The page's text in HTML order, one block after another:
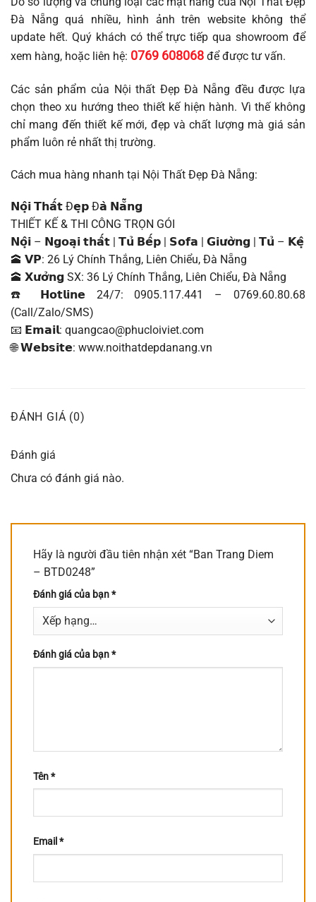
Đà Nẵng quá nhiều, hình ảnh trên website không thể
update hết. Quý khách có thể trực tiếp qua showroom để
xem hàng, hoặc liên hệ: 0769 608068 để được tư vấn.
Các sản phẩm của Nội thất Đẹp Đà Nẵng đều được lựa
chọn theo xu hướng theo thiết kế hiện hành. Vì thế không
chỉ mang đến thiết kế mới, đẹp và chất lượng mà giá sản
phẩm luôn rẻ nhất thị trường.
Cách mua hàng nhanh tại Nội Thất Đẹp Đà Nẵng:
𝗡𝗼̣̂𝗶 𝗧𝗵𝗮̂́𝘁 Đ𝗲̣𝗽 Đ𝗮̀ 𝗡𝗮̆̃𝗻𝗴
THIẾT KẾ & THI CÔNG TRỌN GÓI
𝗡𝗼̣̂𝗶 – 𝗡𝗴𝗼𝗮̣𝗶 𝘁𝗵𝗮̂́𝘁 | 𝗧𝘂̉ 𝗕𝗲̂́𝗽 | 𝗦𝗼𝗳𝗮 | 𝗚𝗶𝘂̛𝗼̛̀𝗻𝗴 | 𝗧𝘂̉ – 𝗞𝗲̣̂
🕋 𝗩𝗣: 26 Lý Chính Thắng, Liên Chiểu, Đà Nẵng
🕋 𝗫𝘂̛𝗼̛̉𝗻𝗴 SX: 36 Lý Chính Thắng, Liên Chiểu, Đà Nẵng
☎️ 𝗛𝗼𝘁𝗹𝗶𝗻𝗲 24/7: 0905.117.441 – 0769.60.80.68
(Call/Zalo/SMS)
📧 𝗘𝗺𝗮𝗶𝗹: quangcao@phucloiviet.com
🌐 𝗪𝗲𝗯𝘀𝗶𝘁𝗲: www.noithatdepdanang.vn
ĐÁNH GIÁ (0)
Đánh giá
Chưa có đánh giá nào.
Hãy là người đầu tiên nhận xét “Ban Trang Diem
– BTD0248”
Đánh giá của bạn*
Đánh giá của bạn*
Tên*
Email*